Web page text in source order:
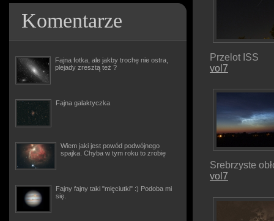
Komentarze
Fajna fotka, ale jakby trochę nie ostra,
plejady zresztą też ?
Fajna galaktyczka
Wiem jaki jest powód podwójnego
spajka. Chyba w tym roku to zrobię
Fajny fajny taki "mięciutki" :) Podoba mi
się.
Przelot ISS
vol7
Srebrzyste
vol7